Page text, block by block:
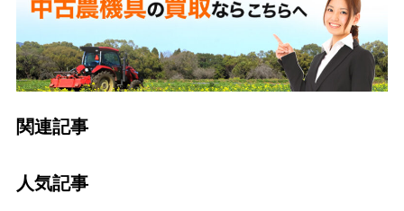
関連記事
人気記事